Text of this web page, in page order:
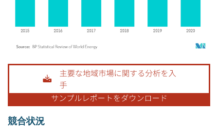
画像 © Mordor Intelligence。再利用にはCC BY 4.0の表示が必要です。
競合状況